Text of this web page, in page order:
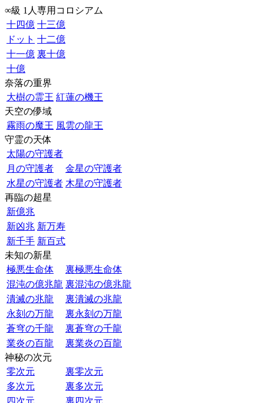
∞級 1人専用コロシアム
十四億 十三億
ドット 十二億
十一億 裏十億
十億
奈落の重界
大樹の霊王 紅蓮の機王
天空の儚域
霧雨の魔王 風雲の龍王
守霊の天体
太陽の守護者
月の守護者
金星の守護者
水星の守護者 木星の守護者
再臨の超星
新億兆
新凶兆 新万寿
新千手 新百式
未知の新星
極悪生命体
裏極悪生命体
混沌の億兆龍 裏混沌の億兆龍
潰滅の兆龍
裏潰滅の兆龍
永刻の万龍
裏永刻の万龍
蒼穹の千龍
裏蒼穹の千龍
業炎の百龍
裏業炎の百龍
神秘の次元
零次元
裏零次元
多次元
裏多次元
四次元
裏四次元